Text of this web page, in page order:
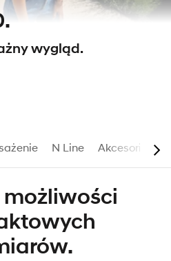
wygląd.
N Line Akcesoria
możliwości